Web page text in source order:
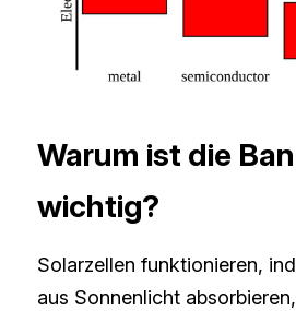
Warum ist die
wichtig?
Solarzellen funktionieren,
aus Sonnenlicht